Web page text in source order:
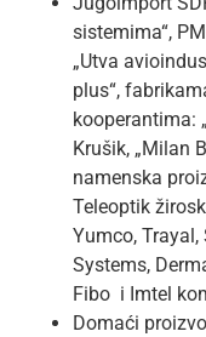
sistemima“,
„Utva
plus“,
kooperantima:
Krušik, „Milan
namenska
Teleoptik
Yumco,
Systems,
Fibo i Imtel
Domaći